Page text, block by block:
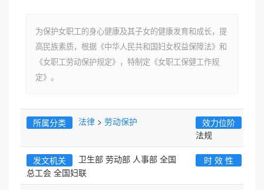
为保护女职工的身心健康及其子女的健康发育和成长，提
高民族素质，根据《中华人民共和国妇女权益保障法》和
《女职工劳动保护规定》，特制定《女职工保健工作规
定》。
所属分类 法律 > 劳动保护 效力位阶
法规
发文机关
卫生部 劳动部 人事部 全国
总工会 全国妇联
时 效 性